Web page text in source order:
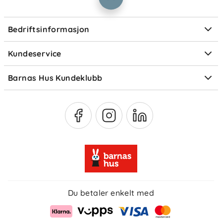
Bedriftsinformasjon
Størrelsesguider
Kundeservice
Ofte stilte spørsmål
Om Klarna
Barnas Hus Kundeklubb
Medlemsvilkår
Du betaler enkelt med